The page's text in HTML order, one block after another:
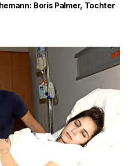
Boris Palmer, Tochter